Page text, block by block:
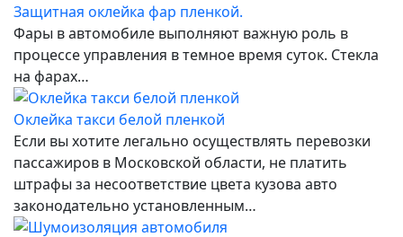
Защитная оклейка фар пленкой.
Фары в автомобиле выполняют важную роль в
процессе управления в темное время суток. Стекла
на фарах…
Оклейка такси белой пленкой
Если вы хотите легально осуществлять перевозки
пассажиров в Московской области, не платить
штрафы за несоответствие цвета кузова авто
законодательно установленным…